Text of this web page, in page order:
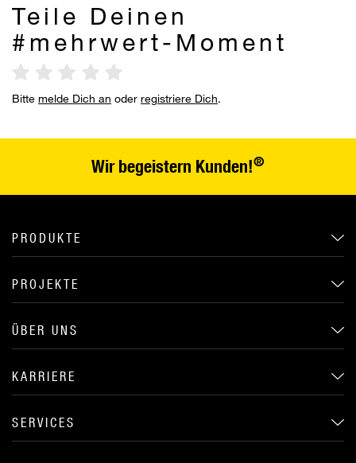
Teile Deinen
#mehrwert-Moment
Bitte melde Dich an oder registriere Dich.
Wir begeistern Kunden!®
PRODUKTE
PROJEKTE
ÜBER UNS
KARRIERE
SERVICES